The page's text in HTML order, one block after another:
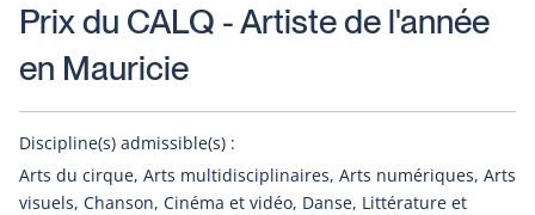
Prix du CALQ - Artiste de l'année
en Mauricie
Discipline(s) admissible(s) :
Arts du cirque, Arts multidisciplinaires, Arts numériques, Arts
visuels, Chanson, Cinéma et vidéo, Danse, Littérature et